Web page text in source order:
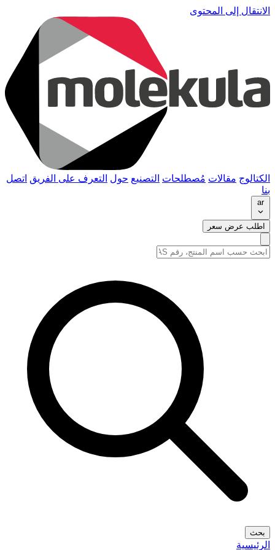
الانتقال إلى المحتوى
الكتالوج مقالات مُصطلحات التصنيع حول التعرف على الفريق اتصل
بنا
ar
اطلب عرض سعر
بحث
الرئيسية